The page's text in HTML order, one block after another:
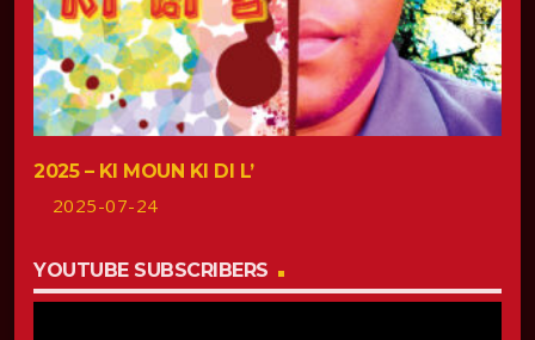
2025 – KI MOUN KI DI L’
2025-07-24
YOUTUBE SUBSCRIBERS